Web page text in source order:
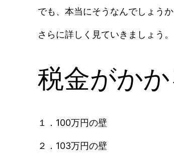
でも、本当にそうなんでしょうか
さらに詳しく見ていきましょう。
税金がか
１．100万円の壁
２．103万円の壁